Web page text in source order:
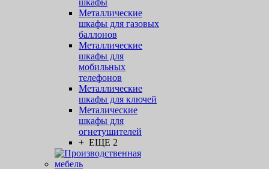
шкафы
Металлические
шкафы для газовых
баллонов
Металлические
шкафы для
мобильных
телефонов
Металлические
шкафы для ключей
Металические
шкафы для
огнетушителей
+ ЕЩЕ 2